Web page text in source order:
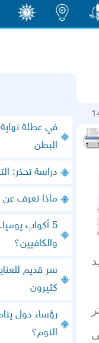
البطن
دراسة تحذر:
ماذا نعرف عن
5 أكواب
والكافيين؟
كثيرون
النوم؟